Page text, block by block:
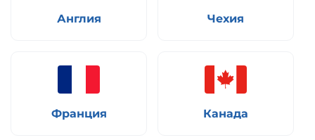
Англия Чехия
Франция Канада